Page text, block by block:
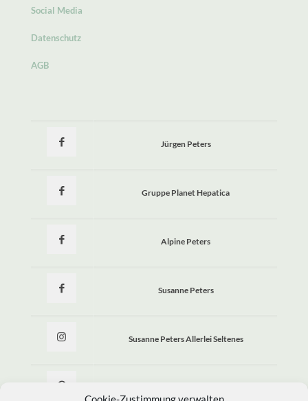
Social Media
Datenschutz
AGB
Jürgen Peters
Gruppe Planet Hepatica
Alpine Peters
Susanne Peters
Susanne Peters Allerlei Seltenes